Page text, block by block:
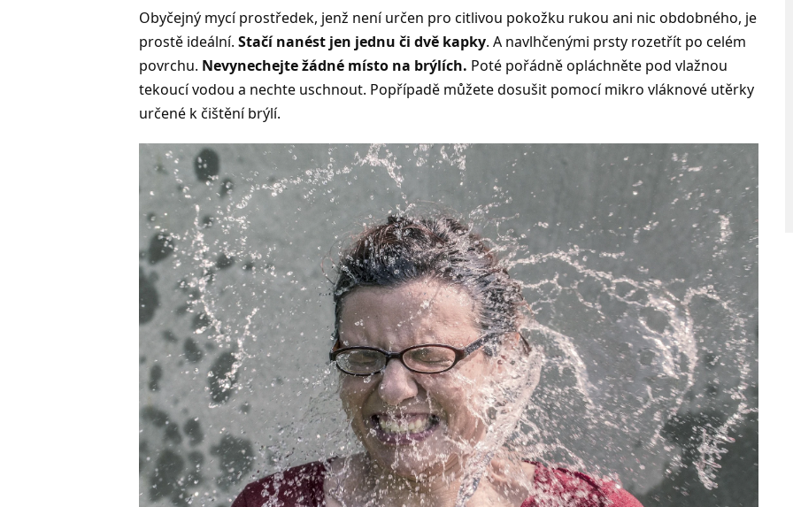
Obyčejný mycí prostředek, jenž není určen pro citlivou pokožku rukou ani nic obdobného, je
prostě ideální. Stačí nanést jen jednu či dvě kapky. A navlhčenými prsty rozetřít po celém
povrchu. Nevynechejte žádné místo na brýlích. Poté pořádně opláchněte pod vlažnou
tekoucí vodou a nechte uschnout. Popřípadě můžete dosušit pomocí mikro vláknové utěrky
určené k čištění brýlí.